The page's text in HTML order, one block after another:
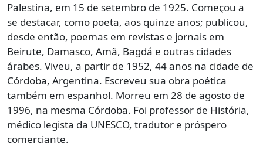
Palestina, em 15 de setembro de 1925. Começou a
se destacar, como poeta, aos quinze anos; publicou,
desde então, poemas em revistas e jornais em
Beirute, Damasco, Amã, Bagdá e outras cidades
árabes. Viveu, a partir de 1952, 44 anos na cidade de
Córdoba, Argentina. Escreveu sua obra poética
também em espanhol. Morreu em 28 de agosto de
1996, na mesma Córdoba. Foi professor de História,
médico legista da UNESCO, tradutor e próspero
comerciante.